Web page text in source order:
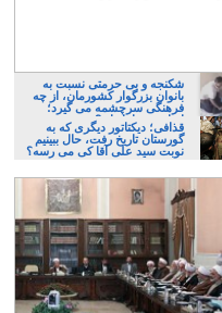
شکنجه و بی حرمتی نسبت به
بانوان بزرگوار کشورمان، از چه
فرهنگی سرچشمه می گیرد؛
ایرانی، و یا تازیان؟
قذافی؛ دیکتاتور دیگری که به
گورستان تاریخ رفت، حال ببینیم
نوبت سید علی آقا کی می رسه؟